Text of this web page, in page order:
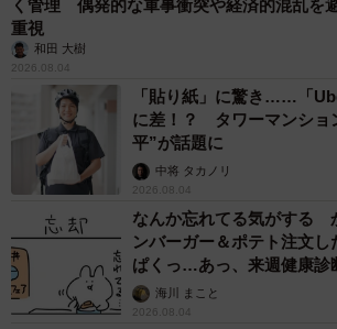
く管理 偶発的な軍事衝突や経済的混乱を
重視
和田 大樹
2026.08.04
「貼り紙」に驚き……「
に差！？ タワーマンショ
平”が話題に
中将 タカノリ
2026.08.04
なんか忘れてる気がする
ンバーガー＆ポテト注文
ぱくっ…あっ、来週健康診
海川 まこと
2026.08.04